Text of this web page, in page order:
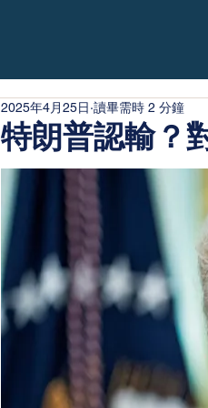
特朗普認輸？
2025年4月25日 讀畢需時 2 分鐘